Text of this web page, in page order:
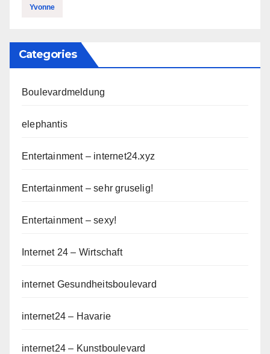
Yvonne
Categories
Boulevardmeldung
elephantis
Entertainment – internet24.xyz
Entertainment – sehr gruselig!
Entertainment – sexy!
Internet 24 – Wirtschaft
internet Gesundheitsboulevard
internet24 – Havarie
internet24 – Kunstboulevard